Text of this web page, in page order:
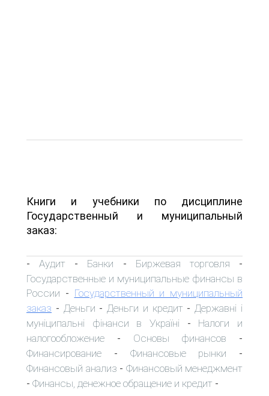
Книги и учебники по дисциплине
Государственный и муниципальный
заказ:
-Аудит - Банки - Биржевая торговля -
Государственные и муниципальные финансы в
России - Государственный и муниципальный
заказ - Деньги -Деньги и кредит -Державні і
муніципальні фінанси в Україні - Налоги и
налогообложение - Основы финансов -
Финансирование - Финансовые рынки -
Финансовый анализ - Финансовый менеджмент
- Финансы, денежное обращение и кредит -